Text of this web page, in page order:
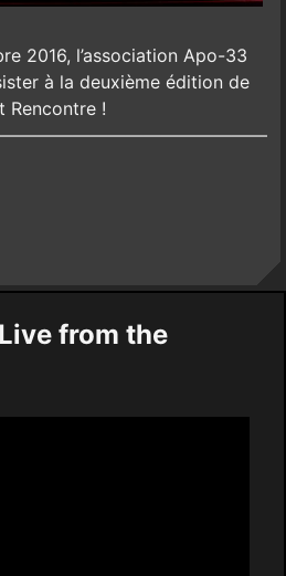
2016, l’association Apo-33
à la deuxième édition de
Rencontre !
from the